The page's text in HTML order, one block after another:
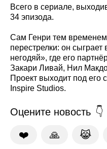
Всего в сериале,
34 эпизода.
Сам Генри тем
перестрелки: он сыграет
негодяй», где его
Закари Ливай, Нил
Проект выходит под его
Inspire Studios.
Оцените новость
❤️ 🙏 😹